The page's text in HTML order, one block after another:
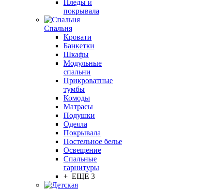
Пледы и
покрывала
Спальня
Кровати
Банкетки
Шкафы
Модульные
спальни
Прикроватные
тумбы
Комоды
Матрасы
Подушки
Одеяла
Покрывала
Постельное белье
Освещение
Спальные
гарнитуры
+ ЕЩЕ 3